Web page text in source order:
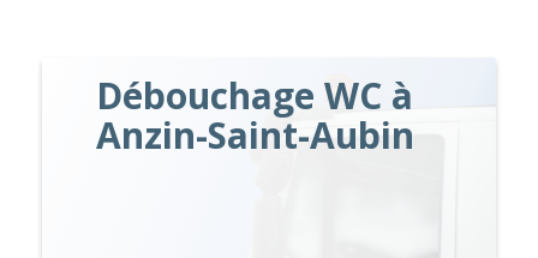
Débouchage WC à
Anzin-Saint-Aubin